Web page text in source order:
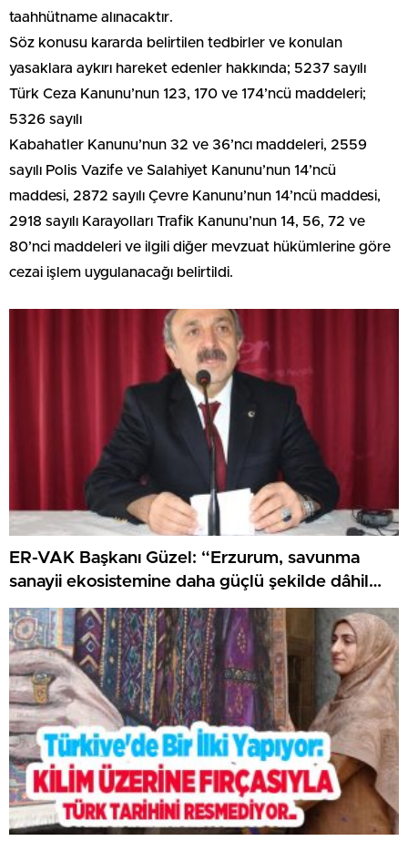
taahhütname alınacaktır.
Söz konusu kararda belirtilen tedbirler ve konulan
yasaklara aykırı hareket edenler hakkında; 5237 sayılı
Türk Ceza Kanunu’nun 123, 170 ve 174’ncü maddeleri;
5326 sayılı
Kabahatler Kanunu’nun 32 ve 36’ncı maddeleri, 2559
sayılı Polis Vazife ve Salahiyet Kanunu’nun 14’ncü
maddesi, 2872 sayılı Çevre Kanunu’nun 14’ncü maddesi,
2918 sayılı Karayolları Trafik Kanunu’nun 14, 56, 72 ve
80’nci maddeleri ve ilgili diğer mevzuat hükümlerine göre
cezai işlem uygulanacağı belirtildi.
ER-VAK Başkanı Güzel: “Erzurum, savunma
sanayii ekosistemine daha güçlü şekilde dâhil
edilmeli”..